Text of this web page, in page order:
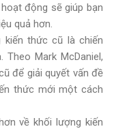
động sẽ giúp bạn
quả hơn.
kiến thức cũ là chiến
Mark McDaniel,
để giải quyết vấn đề
thức mới một cách
về khối lượng kiến